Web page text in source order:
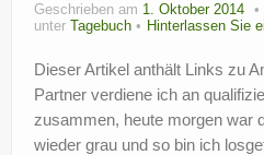
Geschrieben am 1. Oktober 2014
unter
Tagebuch Hinterlassen Sie
Dieser Artikel anthält Links zu
Partner verdiene ich an
zusammen, heute morgen war
wieder grau und so bin ich